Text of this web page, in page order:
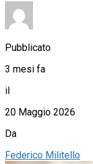
Pubblicato
3 mesi fa
il
20 Maggio 2026
Da
Federico Militello